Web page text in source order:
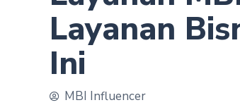
Layanan
Ini
MBI Influencer